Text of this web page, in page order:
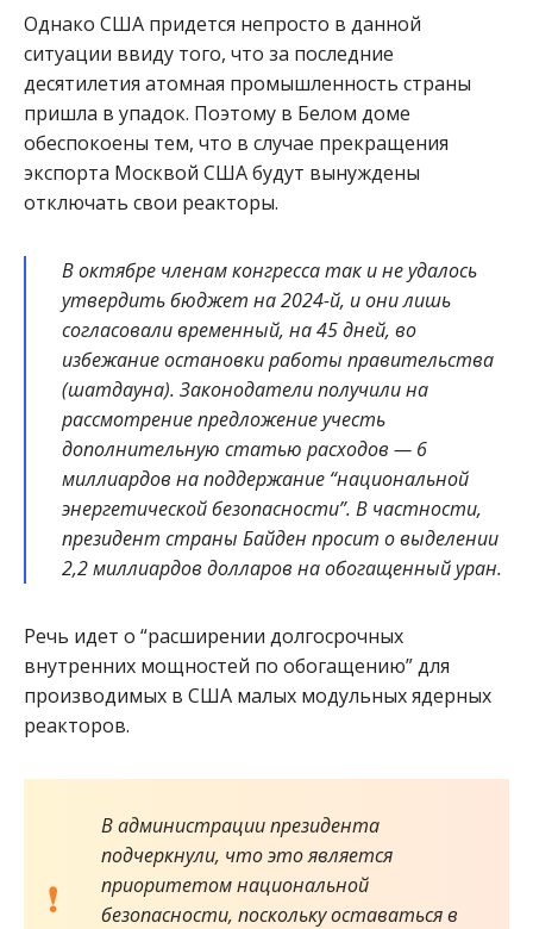
Однако США придется непросто в данной
ситуации ввиду того, что за последние
десятилетия атомная промышленность страны
пришла в упадок. Поэтому в Белом доме
обеспокоены тем, что в случае прекращения
экспорта Москвой США будут вынуждены
отключать свои реакторы.
В октябре членам конгресса так и не удалось
утвердить бюджет на 2024-й, и они лишь
согласовали временный, на 45 дней, во
избежание остановки работы правительства
(шатдауна). Законодатели получили на
рассмотрение предложение учесть
дополнительную статью расходов — 6
миллиардов на поддержание “национальной
энергетической безопасности”. В частности,
президент страны Байден просит о выделении
2,2 миллиардов долларов на обогащенный уран.
Речь идет о “расширении долгосрочных
внутренних мощностей по обогащению” для
производимых в США малых модульных ядерных
реакторов.
В администрации президента
подчеркнули, что это является
приоритетом национальной
безопасности, поскольку оставаться в